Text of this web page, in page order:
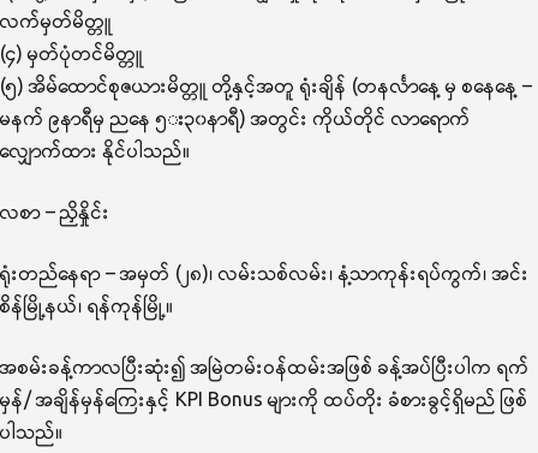
လက်မှတ်မိတ္တူ
(၄) မှတ်ပုံတင်မိတ္တူ
(၅) အိမ်ထောင်စုဇယားမိတ္တူ တို့နှင့်အတူ ရုံးချိန် (တနင်္လာနေ့ မှ စနေနေ့ –
မနက် ၉နာရီမှ ညနေ ၅း၃၀နာရီ) အတွင်း ကိုယ်တိုင် လာရောက်
လျှောက်ထား နိုင်ပါသည်။
လစာ – ညှိနှိုင်း
ရုံးတည်နေရာ – အမှတ် (၂၈)၊ လမ်းသစ်လမ်း၊ နံ့သာကုန်းရပ်ကွက်၊ အင်း
စိန်မြို့နယ်၊ ရန်ကုန်မြို့။
အစမ်းခန့်ကာလပြီးဆုံး၍ အမြဲတမ်းဝန်ထမ်းအဖြစ် ခန့်အပ်ပြီးပါက ရက်
မှန်/ အချိန်မှန်ကြေးနှင့် KPI Bonus များကို ထပ်တိုး ခံစားခွင့်ရှိမည် ဖြစ်
ပါသည်။